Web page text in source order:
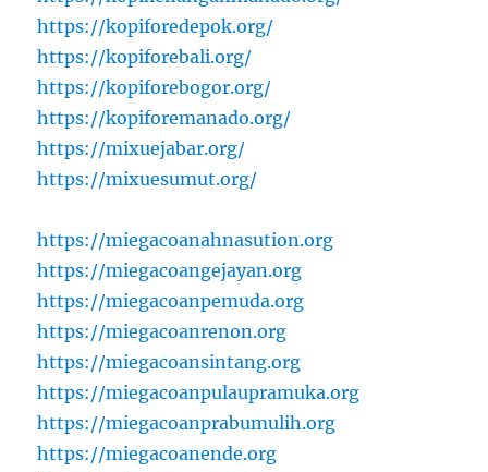
https://kopiforedepok.org/
https://kopiforebali.org/
https://kopiforebogor.org/
https://kopiforemanado.org/
https://mixuejabar.org/
https://mixuesumut.org/
https://miegacoanahnasution.org
https://miegacoangejayan.org
https://miegacoanpemuda.org
https://miegacoanrenon.org
https://miegacoansintang.org
https://miegacoanpulaupramuka.org
https://miegacoanprabumulih.org
https://miegacoanende.org